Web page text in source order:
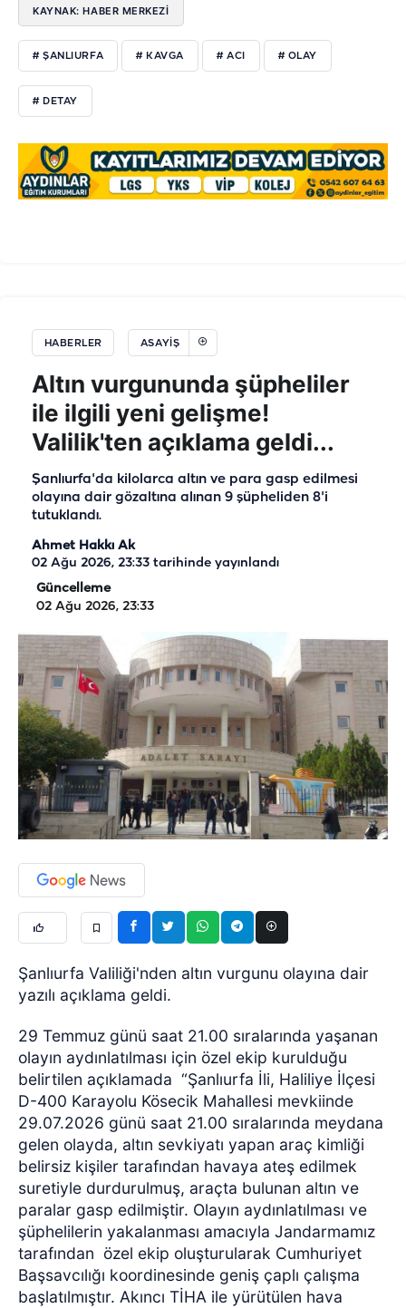
KAYNAK: HABER MERKEZİ
# ŞANLIURFA # KAVGA # ACI # OLAY
# DETAY
HABERLER ASAYIŞ
Altın vurgununda şüpheliler
ile ilgili yeni gelişme!
Valilik'ten açıklama geldi...
Şanlıurfa'da kilolarca altın ve para gasp edilmesi
olayına dair gözaltına alınan 9 şüpheliden 8'i
tutuklandı.
Ahmet Hakkı Ak
02 Ağu 2026, 23:33 tarihinde yayınlandı
Güncelleme
02 Ağu 2026, 23:33
Şanlıurfa Valiliği'nden altın vurgunu olayına dair
yazılı açıklama geldi.
29 Temmuz günü saat 21.00 sıralarında yaşanan
olayın aydınlatılması için özel ekip kurulduğu
belirtilen açıklamada “Şanlıurfa İli, Haliliye İlçesi
D-400 Karayolu Kösecik Mahallesi mevkiinde
29.07.2026 günü saat 21.00 sıralarında meydana
gelen olayda, altın sevkiyatı yapan araç kimliği
belirsiz kişiler tarafından havaya ateş edilmek
suretiyle durdurulmuş, araçta bulunan altın ve
paralar gasp edilmiştir. Olayın aydınlatılması ve
şüphelilerin yakalanması amacıyla Jandarmamız
tarafından özel ekip oluşturularak Cumhuriyet
Başsavcılığı koordinesinde geniş çaplı çalışma
başlatılmıştır. Akıncı TİHA ile yürütülen hava